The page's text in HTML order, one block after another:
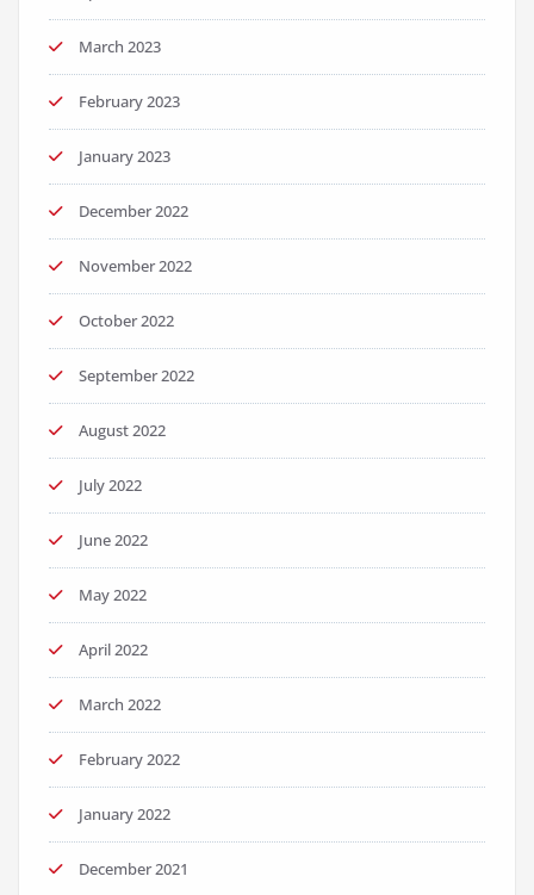
March 2023
February 2023
January 2023
December 2022
November 2022
October 2022
September 2022
August 2022
July 2022
June 2022
May 2022
April 2022
March 2022
February 2022
January 2022
December 2021